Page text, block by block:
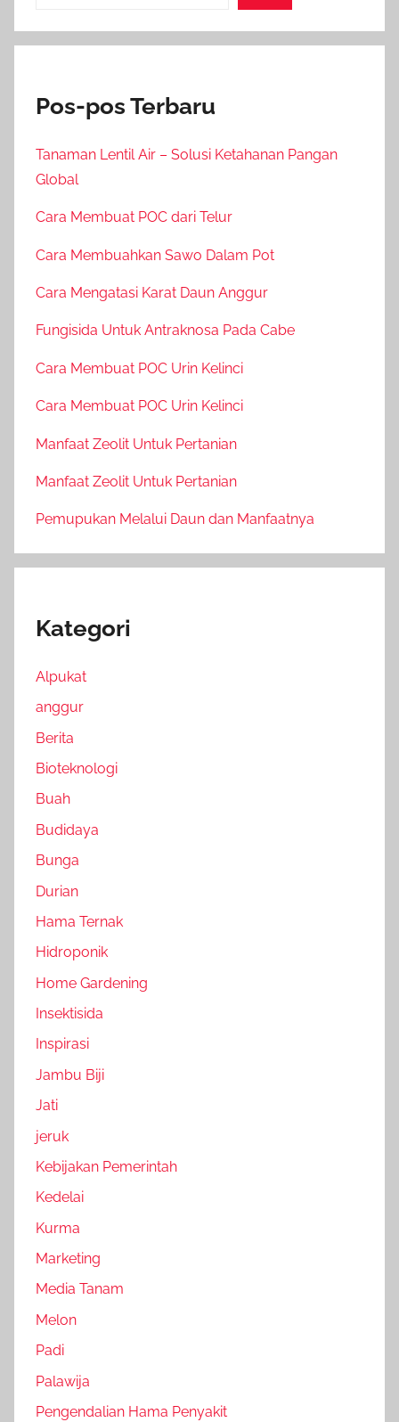
Pos-pos Terbaru
Tanaman Lentil Air – Solusi Ketahanan Pangan
Global
Cara Membuat POC dari Telur
Cara Membuahkan Sawo Dalam Pot
Cara Mengatasi Karat Daun Anggur
Fungisida Untuk Antraknosa Pada Cabe
Cara Membuat POC Urin Kelinci
Cara Membuat POC Urin Kelinci
Manfaat Zeolit Untuk Pertanian
Manfaat Zeolit Untuk Pertanian
Pemupukan Melalui Daun dan Manfaatnya
Kategori
Alpukat
anggur
Berita
Bioteknologi
Buah
Budidaya
Bunga
Durian
Hama Ternak
Hidroponik
Home Gardening
Insektisida
Inspirasi
Jambu Biji
Jati
jeruk
Kebijakan Pemerintah
Kedelai
Kurma
Marketing
Media Tanam
Melon
Padi
Palawija
Pengendalian Hama Penyakit